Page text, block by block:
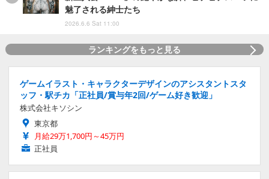
魅了される紳士たち
2026.6.6 Sat 11:00
ランキングをもっと見る
ゲームイラスト・キャラクターデザインのアシスタントスタ
ッフ・駅チカ「正社員/賞与年2回/ゲーム好き歓迎」
株式会社キソシン
東京都
月給29万1,700円～45万円
正社員